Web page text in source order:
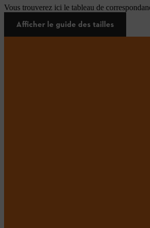
Vous trouverez ici le tableau de
Afficher le guide des tailles